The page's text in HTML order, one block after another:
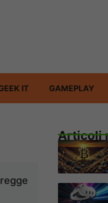
IT GAMEPLAY
Articoli